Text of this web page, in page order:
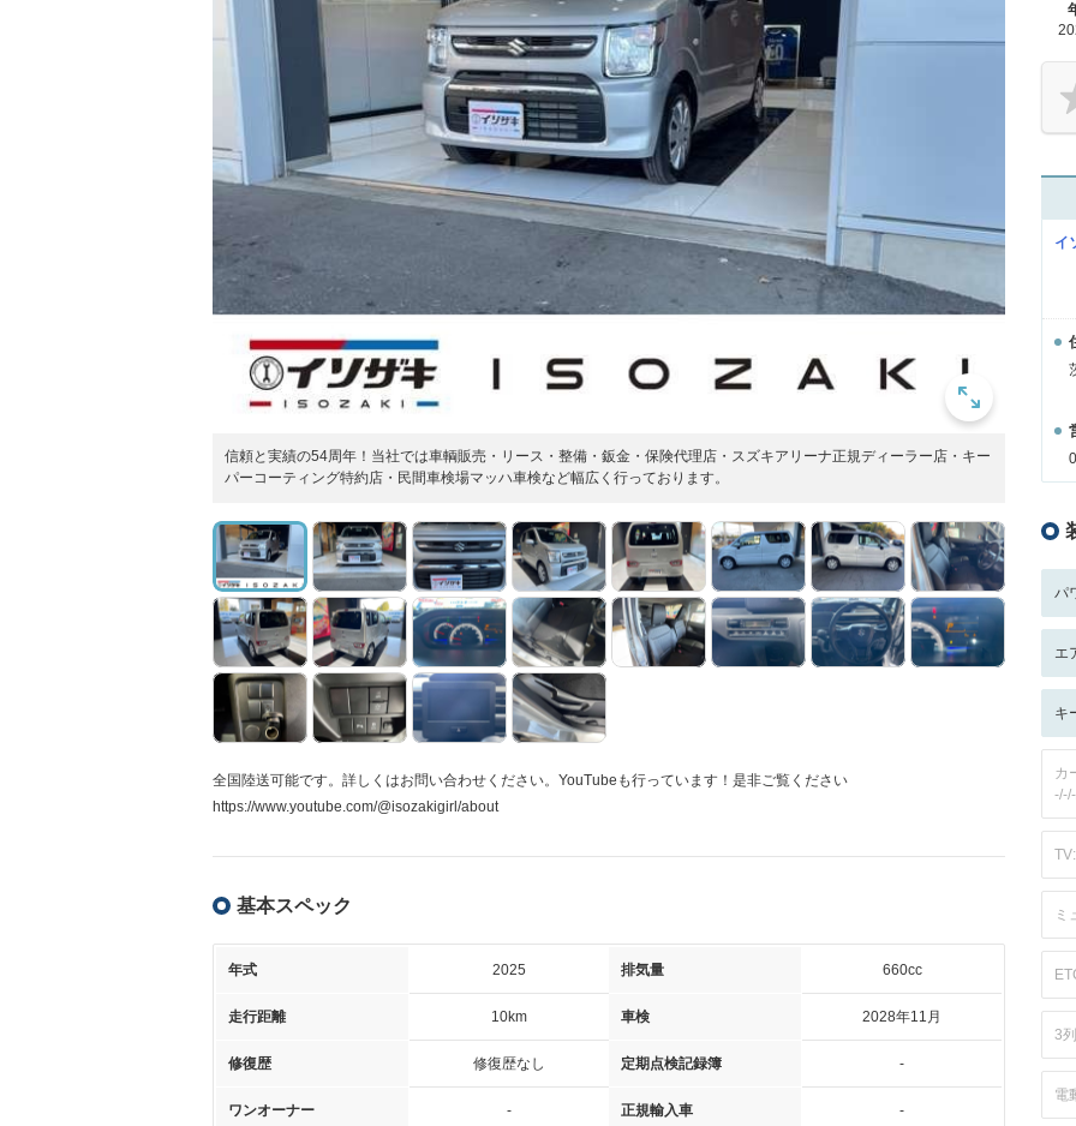
信頼と実績の54周年！当社では車輌販売・リース・整備・鈑金・保険代理店・スズキアリーナ正規ディーラー店・キー
パーコーティング特約店・民間車検場マッハ車検など幅広く行っております。
全国陸送可能です。詳しくはお問い合わせください。YouTubeも行っています！是非ご覧ください
https://www.youtube.com/@isozakigirl/about
基本スペック
年式 2025 排気量 660cc
走行距離 10km 車検 2028年11月
修復歴 修復歴なし 定期点検記録簿 -
ワンオーナー - 正規輸入車 -
イ
パ
エ
キ
カ
ミ
3
電